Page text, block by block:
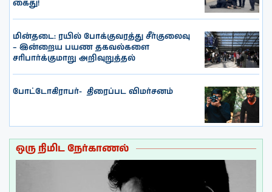
கைது!
மின்தடை: ரயில் போக்குவரத்து சீர்குலைவு
– இன்றைய பயண தகவல்களை
சரிபார்க்குமாறு அறிவுறுத்தல்
போட்டோகிராபர்- ‌ திரைப்பட விமர்சனம்
ஒரு நிமிட நேர்காணல்